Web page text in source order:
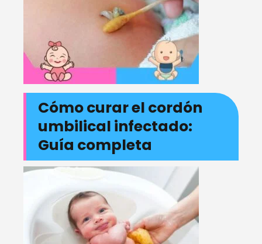
Cómo curar el cordón
umbilical infectado:
Guía completa